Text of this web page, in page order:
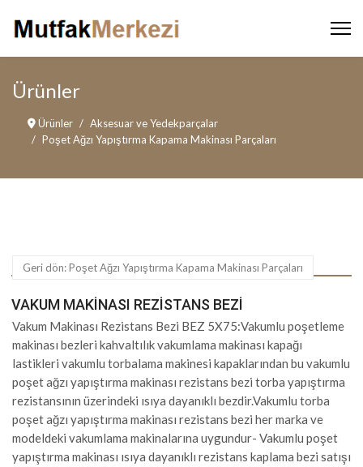
Ürünler
Ürünler
Aksesuar ve Yedekparçalar
Poşet Ağzı Yapıştırma Kapama Makinası Parçaları
Geri dön: Poşet Ağzı Yapıştırma Kapama Makinası Parçaları
VAKUM MAKINASI REZISTANS BEZI
Vakum Makinası Rezistans Bezi BEZ 5X75:Vakumlu poşetleme
makinası bezleri kahvaltılık vakumlama makinası kapağı
lastikleri vakumlu torbalama makinesi kapaklarından bu vakumlu
poşet ağzı yapıştırma makinası rezistans bezi torba yapıştırma
rezistansının üzerindeki ısıya dayanıklı bezdir.Vakumlu torba
poşet ağzı yapıştırma makinası rezistans bezi her marka ve
modeldeki vakumlama makinalarına uygundur- Vakumlu poşet
yapıştırma makinası ısıya dayanıklı rezistans kaplama bezi satışı